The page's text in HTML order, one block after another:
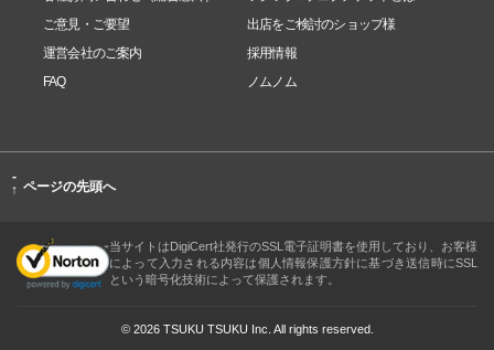
ご意見・ご要望
出店をご検討のショップ様
運営会社のご案内
採用情報
FAQ
ノムノム
-
↑ ページの先頭へ
当サイトはDigiCert社発行のSSL電子証明書を使用しており、お客様
によって入力される内容は個人情報保護方針に基づき送信時にSSL
という暗号化技術によって保護されます。
© 2026 TSUKU TSUKU Inc. All rights reserved.